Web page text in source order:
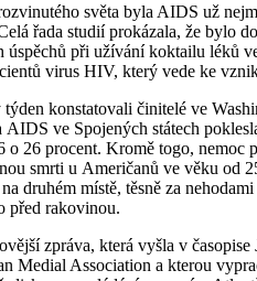
světa byla AIDS už
řada studií prokázala, že bylo
úspěchů při užívání koktailu léků
virus HIV, který vede ke
konstatovali činitelé ve
AIDS ve Spojených státech
o 26 procent. Kromě togo, nemoc
smrti u Američanů ve věku od
druhém místě, těsně za nehodami
před rakovinou.
zpráva, která vyšla v časopise
Medial Association a kterou